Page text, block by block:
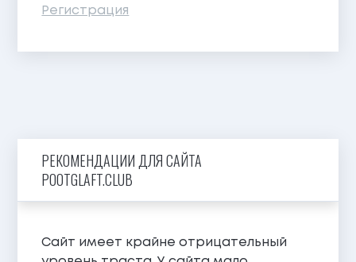
Регистрация
РЕКОМЕНДАЦИИ ДЛЯ САЙТА
POOTGLAFT.CLUB
Сайт имеет крайне отрицательный